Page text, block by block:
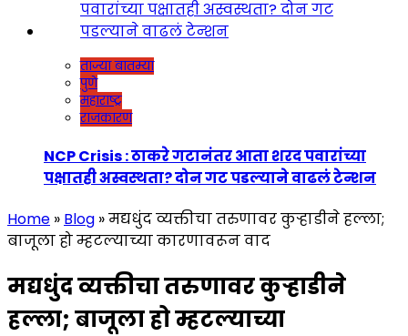
ताज्या बातम्या
पुणे
महाराष्ट्र
राजकारण
NCP Crisis : ठाकरे गटानंतर आता शरद पवारांच्या
पक्षातही अस्वस्थता? दोन गट पडल्याने वाढलं टेन्शन
Home » Blog »मद्यधुंद व्यक्तीचा तरुणावर कुऱ्हाडीने हल्ला;
बाजूला हो म्हटल्याच्या कारणावरून वाद
मद्यधुंद व्यक्तीचा तरुणावर कुऱ्हाडीने
हल्ला; बाजूला हो म्हटल्याच्या